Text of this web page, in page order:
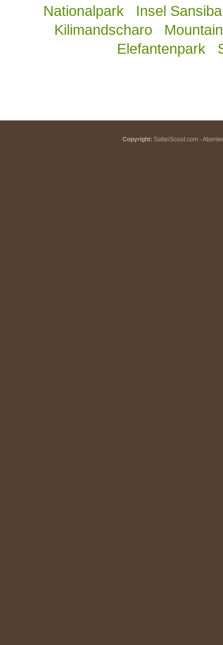
Nationalpark
Insel
Kilimandscharo
Elefantenpark
Copyright: SafariScout.com -